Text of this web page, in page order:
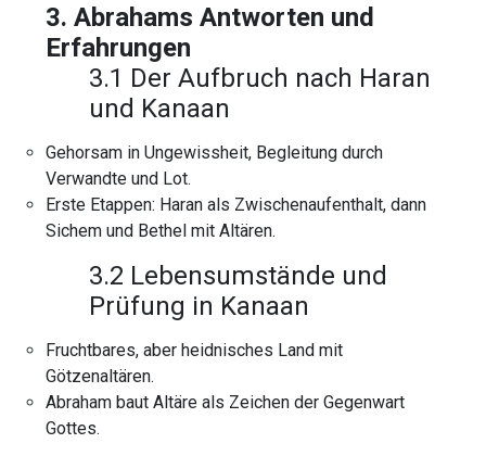
3. Abrahams Antworten und
Erfahrungen
3.1 Der Aufbruch nach Haran
und Kanaan
Gehorsam in Ungewissheit, Begleitung durch
Verwandte und Lot.
Erste Etappen: Haran als Zwischenaufenthalt, dann
Sichem und Bethel mit Altären.
3.2 Lebensumstände und
Prüfung in Kanaan
Fruchtbares, aber heidnisches Land mit
Götzenaltären.
Abraham baut Altäre als Zeichen der Gegenwart
Gottes.